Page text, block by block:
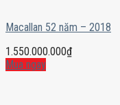
Macallan 52 năm – 2018
1.550.000.000₫
Mua ngay